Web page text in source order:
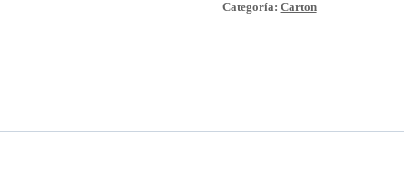
55x77
Categoría: Carton